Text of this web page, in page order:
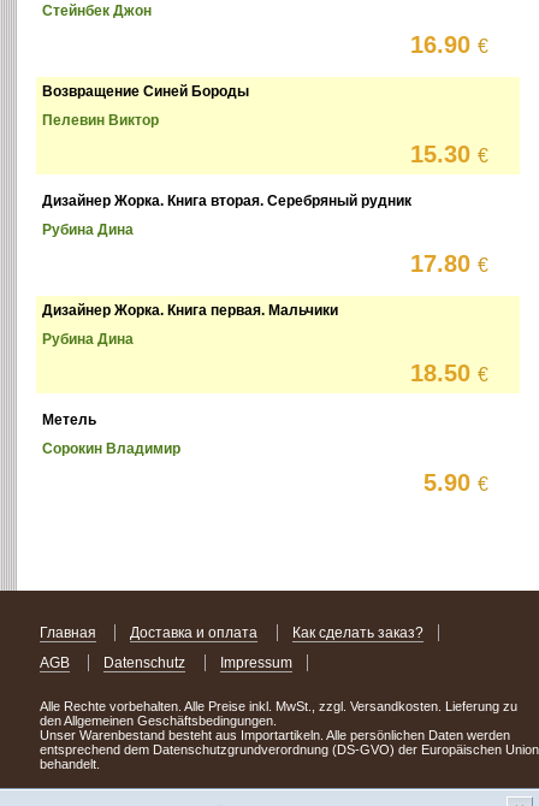
Стейнбек Джон
16.90€
Возвращение Синей Бороды
Пелевин Виктор
15.30€
Дизайнер Жорка. Книга вторая. Серебряный рудник
Рубина Дина
17.80€
Дизайнер Жорка. Книга первая. Мальчики
Рубина Дина
18.50€
Метель
Сорокин Владимир
5.90€
Главная Доставка и оплата
Как сделать заказ?
AGB
Datenschutz Impressum
Alle Rechte vorbehalten. Alle Preise inkl. MwSt., zzgl. Versandkosten. Lieferung zu
den Allgemeinen Geschäftsbedingungen.
Unser Warenbestand besteht aus Importartikeln. Alle persönlichen Daten werden
entsprechend dem Datenschutzgrundverordnung (DS-GVO) der Europäischen Union
behandelt.
Сделав заказ сегодня, уже через день или два Вы можете стать обладателем